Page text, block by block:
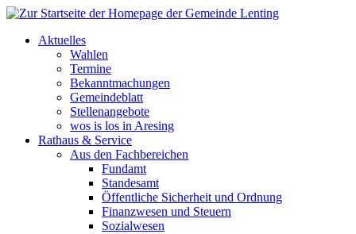
Aktuelles
Wahlen
Termine
Bekanntmachungen
Gemeindeblatt
Stellenangebote
wos is los in Aresing
Rathaus & Service
Aus den Fachbereichen
Fundamt
Standesamt
Öffentliche Sicherheit und Ordnung
Finanzwesen und Steuern
Sozialwesen